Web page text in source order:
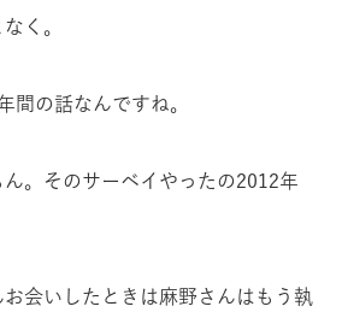
く。
間の話なんですね。
。そのサーベイやったの2012年
会いしたときは麻野さんはもう執